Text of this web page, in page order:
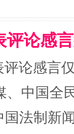
评论感
论感言
、中国全
法制新